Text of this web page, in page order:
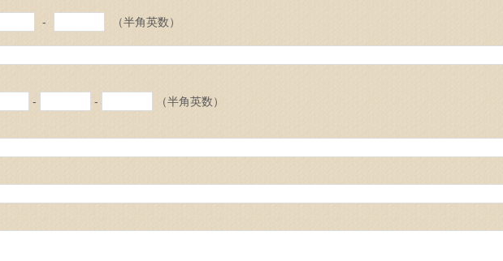
- （半角英数）
- - （半角英数）